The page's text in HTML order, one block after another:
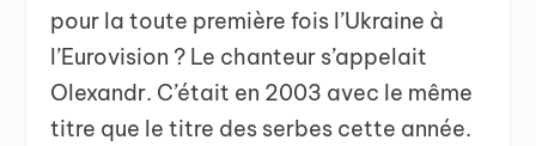
pour la toute première fois l’Ukraine à
l’Eurovision ? Le chanteur s’appelait
Olexandr. C’était en 2003 avec le même
titre que le titre des serbes cette année.